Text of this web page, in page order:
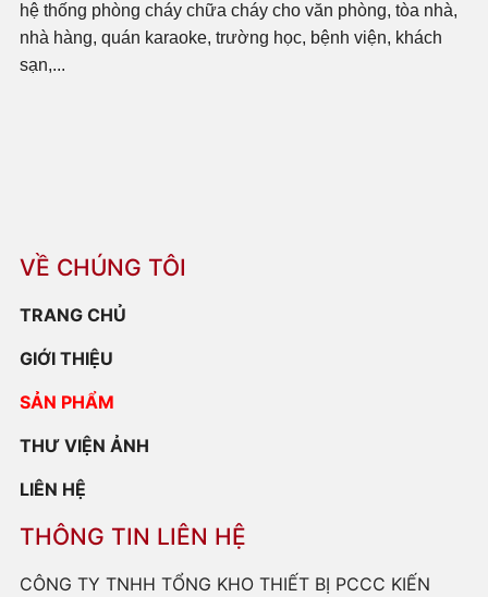
hệ thống phòng cháy chữa cháy cho văn phòng, tòa nhà,
nhà hàng, quán karaoke, trường học, bệnh viện, khách
sạn,...
VỀ CHÚNG TÔI
TRANG CHỦ
GIỚI THIỆU
SẢN PHẨM
THƯ VIỆN ẢNH
LIÊN HỆ
THÔNG TIN LIÊN HỆ
CÔNG TY TNHH TỔNG KHO THIẾT BỊ PCCC KIẾN